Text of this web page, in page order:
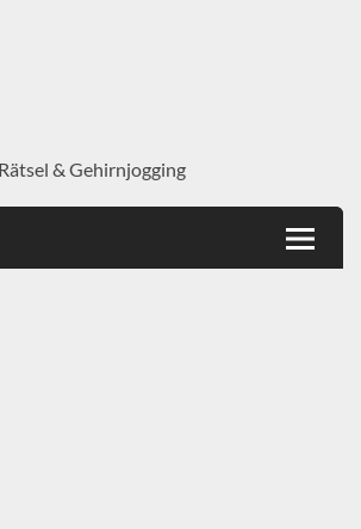
& Gehirnjogging